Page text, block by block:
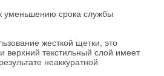
уменьшению срока службы
жесткой щетки, это
верхний текстильный слой имеет
неаккуратной